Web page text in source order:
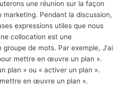
une réunion sur la façon
Pendant la discussion,
expressions utiles que nous
collocation est une
de mots. Par exemple, J'ai
mettre en œuvre un plan ».
plan » ou « activer un plan ».
mettre en œuvre un plan ».